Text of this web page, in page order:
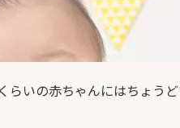
いの赤ちゃんにはちょ